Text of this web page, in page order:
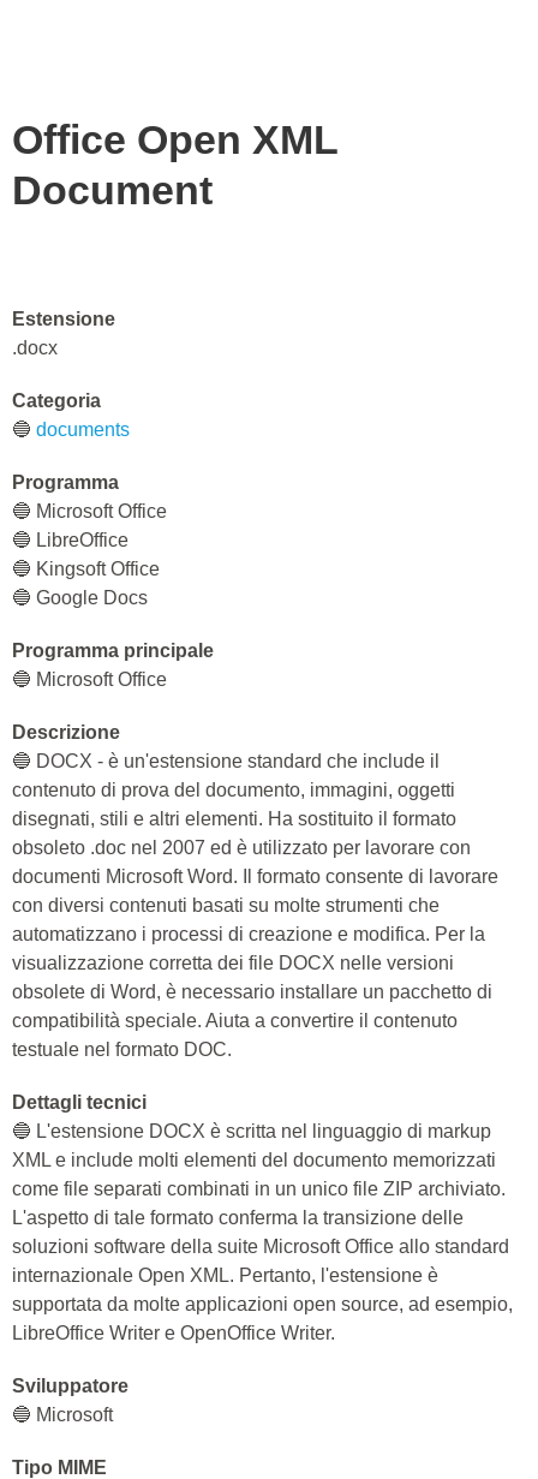
Office Open XML
Document
Estensione
.docx
Categoria
🔵 documents
Programma
🔵 Microsoft Office
🔵 LibreOffice
🔵 Kingsoft Office
🔵 Google Docs
Programma principale
🔵 Microsoft Office
Descrizione
🔵 DOCX - è un'estensione standard che include il
contenuto di prova del documento, immagini, oggetti
disegnati, stili e altri elementi. Ha sostituito il formato
obsoleto .doc nel 2007 ed è utilizzato per lavorare con
documenti Microsoft Word. Il formato consente di lavorare
con diversi contenuti basati su molte strumenti che
automatizzano i processi di creazione e modifica. Per la
visualizzazione corretta dei file DOCX nelle versioni
obsolete di Word, è necessario installare un pacchetto di
compatibilità speciale. Aiuta a convertire il contenuto
testuale nel formato DOC.
Dettagli tecnici
🔵 L'estensione DOCX è scritta nel linguaggio di markup
XML e include molti elementi del documento memorizzati
come file separati combinati in un unico file ZIP archiviato.
L'aspetto di tale formato conferma la transizione delle
soluzioni software della suite Microsoft Office allo standard
internazionale Open XML. Pertanto, l'estensione è
supportata da molte applicazioni open source, ad esempio,
LibreOffice Writer e OpenOffice Writer.
Sviluppatore
🔵 Microsoft
Tipo MIME